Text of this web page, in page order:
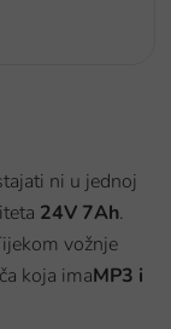
ni u jednoj
24V 7Ah.
vožnje
koja imaMP3 i